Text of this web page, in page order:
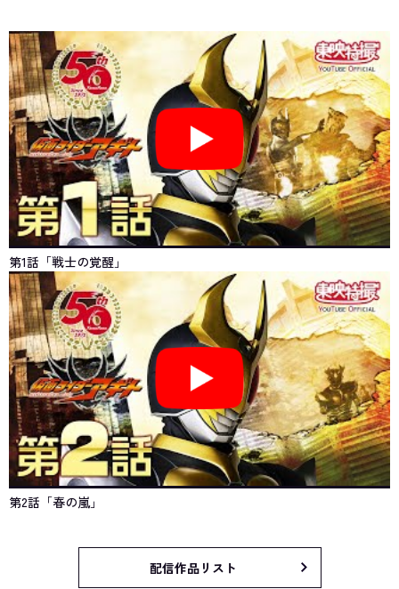
第1話「戦士の覚醒」
第2話「春の嵐」
配信作品リスト